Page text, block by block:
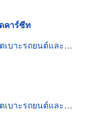
คาร์ซีท
ยนต์และรถจักรยานยนต์
ยนต์และรถจักรยานยนต์